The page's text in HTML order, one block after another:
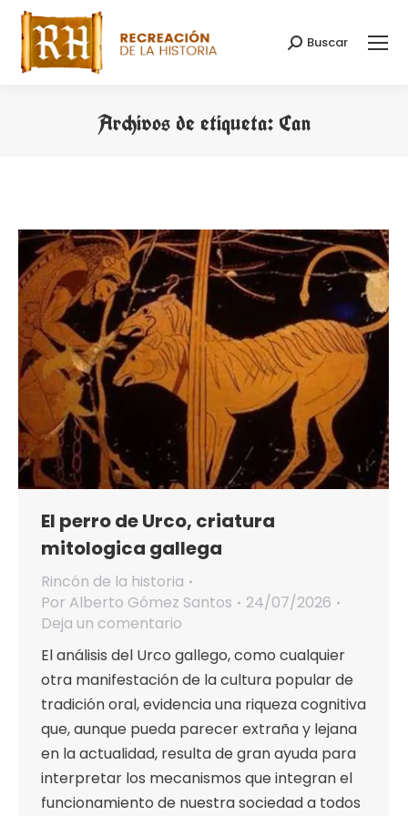
Buscar:
Buscar
Archivos de etiqueta: Can
El perro de Urco, criatura
mitologica gallega
Rincón de la historia
Por Alberto Gómez Santos
24/07/2026
Deja un comentario
El análisis del Urco gallego, como cualquier
otra manifestación de la cultura popular de
tradición oral, evidencia una riqueza cognitiva
que, aunque pueda parecer extraña y lejana
en la actualidad, resulta de gran ayuda para
interpretar los mecanismos que integran el
funcionamiento de nuestra sociedad a todos